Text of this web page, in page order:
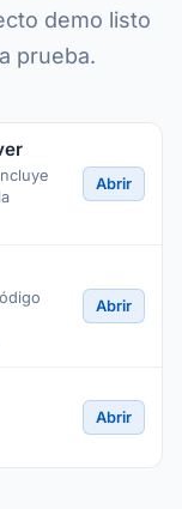
demo listo
prueba.
Abrir
Abrir
Abrir